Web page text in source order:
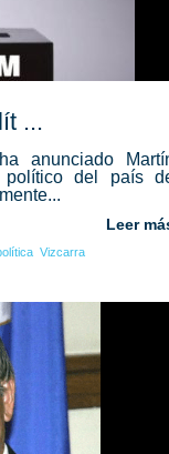
...
anunciado
político del país
Leer
Vizcarra